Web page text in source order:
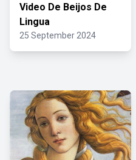
Video De Beijos De
Lingua
25 September 2024